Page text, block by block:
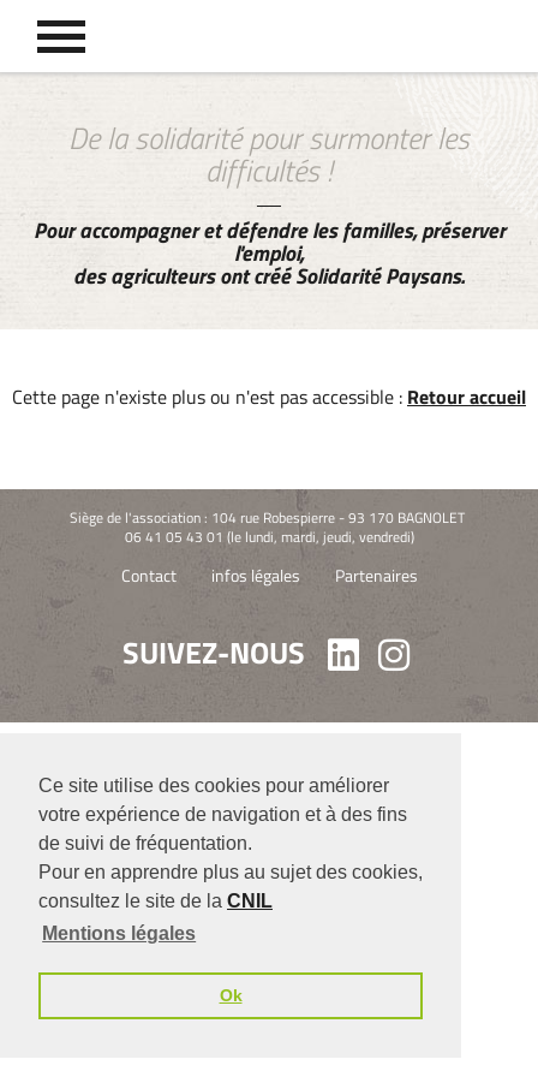
Ce site utilise des cookies pour améliorer
votre expérience de navigation et à des fins
de suivi de fréquentation.
Pour en apprendre plus au sujet des cookies,
consultez le site de la CNIL
Mentions légales
Ok
De la solidarité pour surmonter les
difficultés !
Pour accompagner et défendre les familles, préserver
l'emploi,
des agriculteurs ont créé Solidarité Paysans.
Cette page n'existe plus ou n'est pas accessible : Retour accueil
Siège de l'association : 104 rue Robespierre - 93 170 BAGNOLET
06 41 05 43 01 (le lundi, mardi, jeudi, vendredi)
Contact infos légales Partenaires
SUIVEZ-NOUS Linkedin